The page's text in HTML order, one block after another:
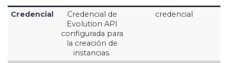
Credencial
Credencial de
Evolution API
configurada para
la creación de
instancias.
credencial